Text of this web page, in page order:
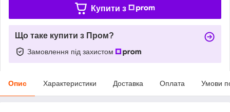
Купити з
Що таке купити з Пром?
Замовлення під захистом
Опис Характеристики Доставка Оплата Умови